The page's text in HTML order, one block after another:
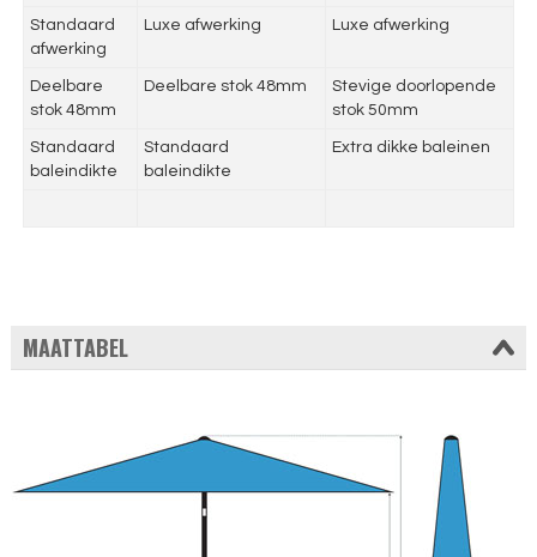
Standaard
afwerking
Luxe afwerking Luxe afwerking
Deelbare
stok 48mm
Deelbare stok 48mm
Stevige doorlopende
stok 50mm
Standaard
baleindikte
Standaard
baleindikte
Extra dikke baleinen
MAATTABEL